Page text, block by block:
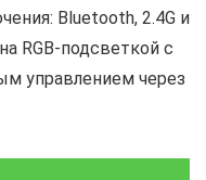
Bluetooth, 2.4G и
RGB-подсветкой с
управлением через